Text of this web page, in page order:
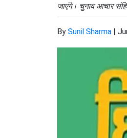
जाएंगे। चुनाव आचार
By Sunil Sharma |